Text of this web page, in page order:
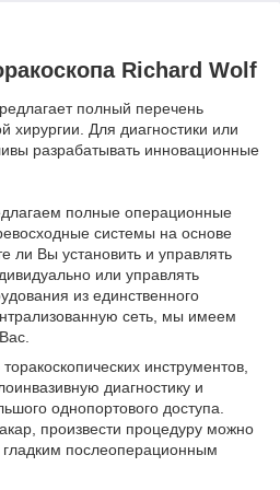
Richard Wolf
полный перечень
хирургии. Для диагностики или
разрабатывать инновационные
полные операционные
системы на основе
ли Вы установить и управлять
или управлять
из единственного
сеть, мы имеем
инструментов,
диагностику и
однопортового доступа.
произвести процедуру можно
послеоперационным